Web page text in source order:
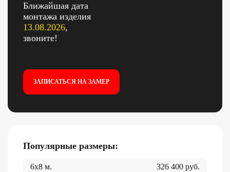
Ближайшая дата
монтажа изделия
13.08.2026,
звоните!
ЗАПИСАТЬСЯ НА ЗАМЕР
Популярные размеры:
6x8 м. 326 400 руб.